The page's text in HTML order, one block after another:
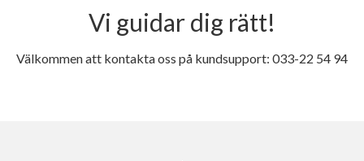
Vi guidar dig rätt!
Välkommen att kontakta oss på kundsupport: 033-22 54 94